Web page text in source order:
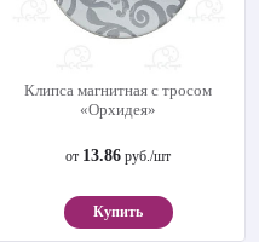
Клипса магнитная с тросом
«Орхидея»
от 13.86 руб./шт
Купить